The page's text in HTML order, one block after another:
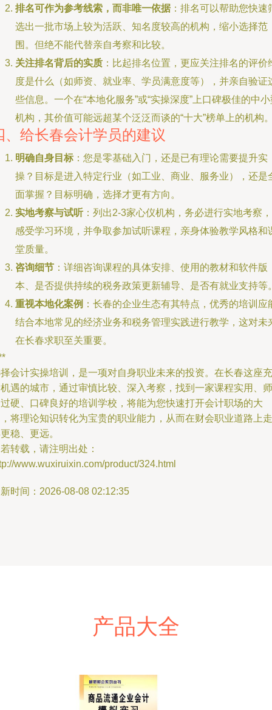
排名可作为参考线索，而非唯一依据：排名可以帮助您快速
选出一批市场上较为活跃、知名度较高的机构，缩小选择范
围。但绝不能代替亲自考察和比较。
关注排名背后的实质 ：比起排名位置，更应关注排名的评价
度是什么（如师资、就业率、学员满意度等），并亲自验证
些信息。一个在“本地化服务”或“实操深度”上口碑极佳的中
机构，其价值可能远超某个泛泛而谈的“十大”榜单上的机构
、给长春会计学员的建议
明确自身目标 ：您是零基础入门，还是已有理论需要提升实
操？目标是进入特定行业（如工业、商业、服务业），还是
面掌握？目标明确，选择才更有方向。
实地考察与试听：列出2-3家心仪机构，务必进行实地考察，
感受学习环境，并争取参加试听课程，亲身体验教学风格和
堂质量。
咨询细节 ：详细咨询课程的具体安排、使用的教材和软件版
本、是否提供持续的税务政策更新辅导、是否有就业支持等
重视本地化案例 ：长春的企业生态有其特点，优秀的培训应
结合本地常见的经济业务和税务管理实践进行教学，这对未
在长春求职至关重要。
会计实操培训，是一项对自身职业未来的投资。在长春这座充
遇的城市，通过审慎比较、深入考察，找到一家课程实用、师
硬、口碑良好的培训学校，将能为您快速打开会计职场的大
将理论知识转化为宝贵的职业能力，从而在财会职业道路上走
稳、更远。
转载，请注明出处：
www.wuxiruixin.com/product/324.html
时间：2026-08-08 02:12:35
产品大全